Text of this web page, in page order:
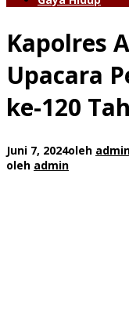
Kapolres
Upacara
ke-120
Juni 7, 2024oleh
oleh admin